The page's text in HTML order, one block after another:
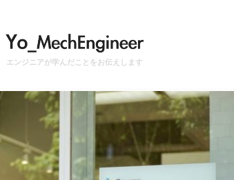
エンジニアが学んだことをお伝えします